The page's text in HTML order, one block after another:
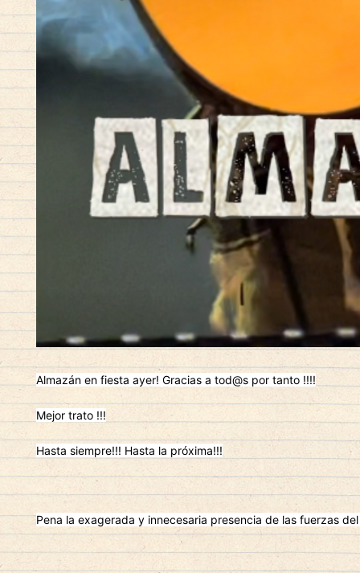
Almazán en fiesta ayer! Gracias a tod@s por tanto !!!!
Mejor trato !!!
Hasta siempre!!! Hasta la próxima!!!
Pena la exagerada y innecesaria presencia de las fuerzas